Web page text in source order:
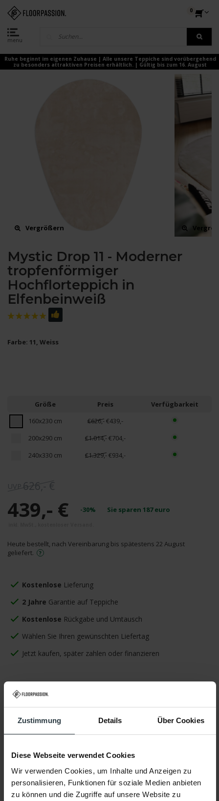
Zustimmung Details Über Cookies
Diese Webseite verwendet Cookies
Wir verwenden Cookies, um Inhalte und Anzeigen zu
personalisieren, Funktionen für soziale Medien anbieten
zu können und die Zugriffe auf unsere Website zu
menu
0
Ruhe beginnt im eigenen Zuhause | Alle unsere Teppiche sind vorübergehend
zu besonders attraktiven Preisen erhältlich. | Gültig bis zum 16. August
Vergrößern
Mystic Drop 11 - Moderner
tropfenförmiger
Hochflorteppich in
Elfenbeinweiß
Farbe: 11, Weiss
Größe Preis
Verfügbarkeit
160x230 cm
€626,-€439,-
200x290 cm
€1.014,-€704,-
240x330 cm
€1.329,-€934,-
626,- €
439,- € -30% Sie sparen 187euro
Heute bestellt, nach Vereinbarung bis spätestens 22 August
geliefert.
Kostenlose Lieferung
2 Jahre Garantie auf Teppiche
Kostenlose Rückgabe und Umtausch
Wählen Sie Ihren gewünschten Liefertag
Jetzt kaufen, später zahlen oder finanzieren
Eigenschaften
Artikel Name: Mystic Drop 11
Marke: Floorpassion